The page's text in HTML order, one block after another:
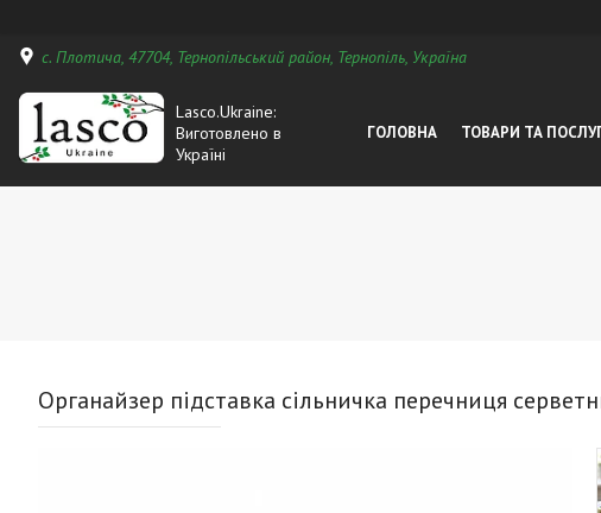
с. Плотича, 47704, Тернопільський район, Тернопіль, Україна
Lasco.Ukraine:
Виготовлено в
Україні
ГОЛОВНА ТОВАРИ ТА
Органайзер підставка сільничка перечниця